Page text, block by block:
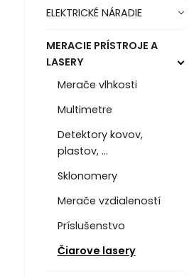
ELEKTRICKÉ NÁRADIE
MERACIE PRÍSTROJE A
LASERY
Merače vlhkosti
Multimetre
Detektory kovov,
plastov, ...
Sklonomery
Merače vzdialeností
Príslušenstvo
Čiarove lasery